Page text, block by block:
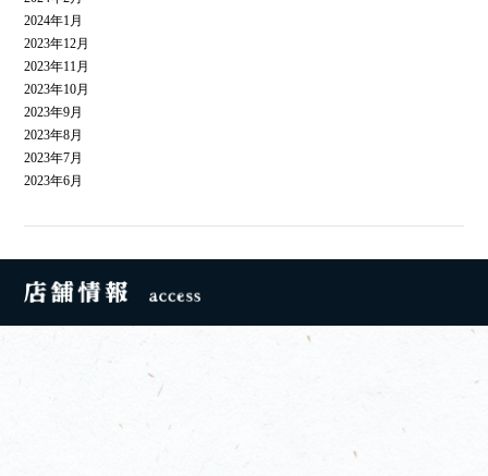
2024年1月
2023年12月
2023年11月
2023年10月
2023年9月
2023年8月
2023年7月
2023年6月